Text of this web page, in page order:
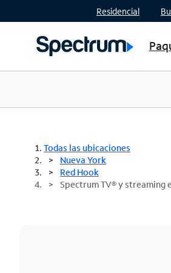
Residencial
Todas las ubicaciones
Nueva York
Red Hook
Spectrum TV® y streaming